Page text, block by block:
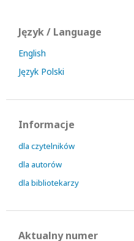
Język / Language
English
Język Polski
Informacje
dla czytelników
dla autorów
dla bibliotekarzy
Aktualny numer